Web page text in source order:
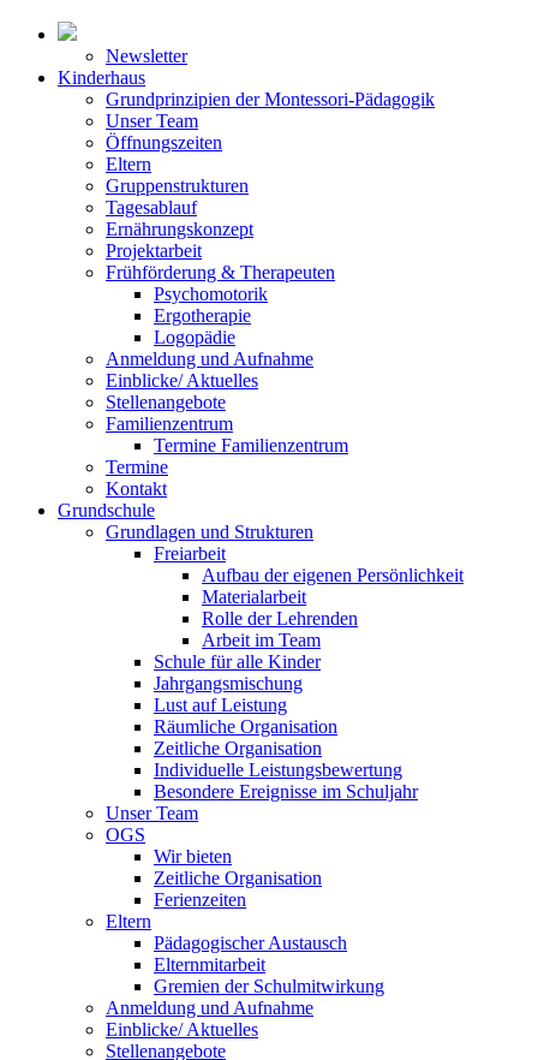
Newsletter
Kinderhaus
Grundprinzipien der Montessori-Pädagogik
Unser Team
Öffnungszeiten
Eltern
Gruppenstrukturen
Tagesablauf
Ernährungskonzept
Projektarbeit
Frühförderung & Therapeuten
Psychomotorik
Ergotherapie
Logopädie
Anmeldung und Aufnahme
Einblicke/ Aktuelles
Stellenangebote
Familienzentrum
Termine Familienzentrum
Termine
Kontakt
Grundschule
Grundlagen und Strukturen
Freiarbeit
Aufbau der eigenen Persönlichkeit
Materialarbeit
Rolle der Lehrenden
Arbeit im Team
Schule für alle Kinder
Jahrgangsmischung
Lust auf Leistung
Räumliche Organisation
Zeitliche Organisation
Individuelle Leistungsbewertung
Besondere Ereignisse im Schuljahr
Unser Team
OGS
Wir bieten
Zeitliche Organisation
Ferienzeiten
Eltern
Pädagogischer Austausch
Elternmitarbeit
Gremien der Schulmitwirkung
Anmeldung und Aufnahme
Einblicke/ Aktuelles
Stellenangebote